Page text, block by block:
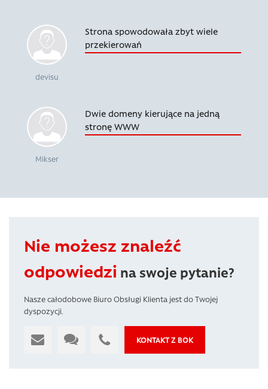
devisu
Strona spowodowała zbyt wiele
przekierowań
Mikser
Dwie domeny kierujące na jedną
stronę WWW
Nie możesz znaleźć
odpowiedzi na swoje pytanie?
Nasze całodobowe Biuro Obsługi Klienta jest do Twojej
dyspozycji.
KONTAKT Z BOK